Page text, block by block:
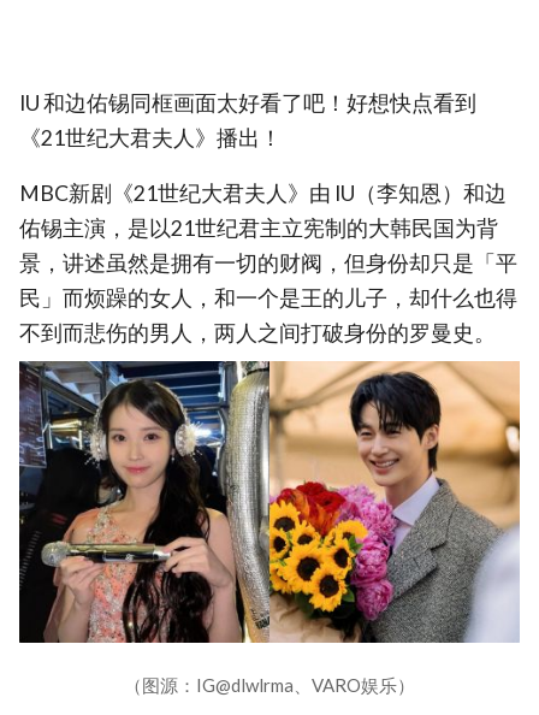
IU 和边佑锡同框画面太好看了吧！好想快点看到
《21世纪大君夫人》播出！
MBC新剧《21世纪大君夫人》由 IU（李知恩）和边
佑锡主演，是以21世纪君主立宪制的大韩民国为背
景，讲述虽然是拥有一切的财阀，但身份却只是「平
民」而烦躁的女人，和一个是王的儿子，却什么也得
不到而悲伤的男人，两人之间打破身份的罗曼史。
（图源：IG@dlwlrma、VARO娱乐）